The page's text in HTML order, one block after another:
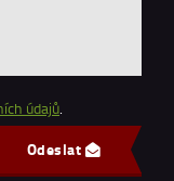
údajů.
Odeslat